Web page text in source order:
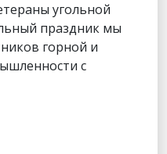
угольной
праздник мы
горной и
с